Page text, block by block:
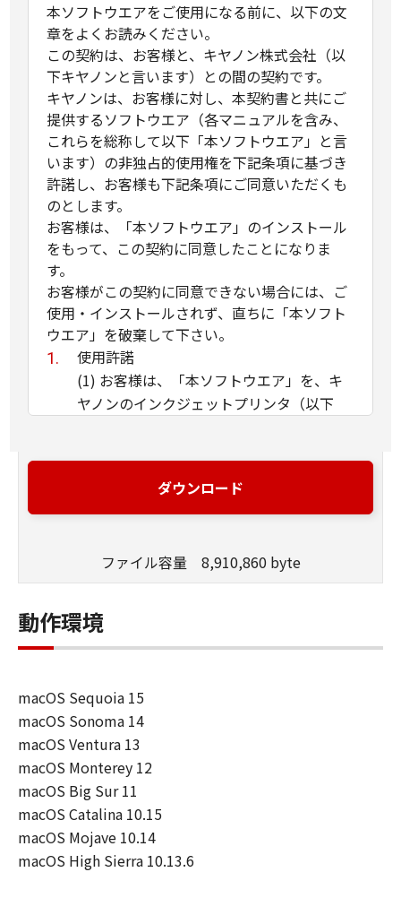
本ソフトウエアをご使用になる前に、以下の文
章をよくお読みください。
この契約は、お客様と、キヤノン株式会社（以
下キヤノンと言います）との間の契約です。
キヤノンは、お客様に対し、本契約書と共にご
提供するソフトウエア（各マニュアルを含み、
これらを総称して以下「本ソフトウエア」と言
います）の非独占的使用権を下記条項に基づき
許諾し、お客様も下記条項にご同意いただくも
のとします。
お客様は、「本ソフトウエア」のインストール
をもって、この契約に同意したことになりま
す。
お客様がこの契約に同意できない場合には、ご
使用・インストールされず、直ちに「本ソフト
ウエア」を破棄して下さい。
使用許諾
(1) お客様は、「本ソフトウエア」を、キ
ヤノンのインクジェットプリンタ（以下
とは、「許諾ソフトウエア」をコンピュー
タの記憶媒体上にインストールすること、
と、アクセスすること、読み出すこと、も
しくは実行することのいずれも含むものと
します）することができます。お客様はま
た、お客様が「プリンタ」を使用すること
に、本契約の条件の下で、「許諾ソフトウ
エア」を使用させることができます。その
場合、お客様には、かかる「指定ユーザ」
を本契約の条件に従わせることにつき、す
べての責任を負っていただくものとしま
す。 (2) お客様は、再使用許諾、譲渡、頒
布、貸与その他の方法により、第三者に
「本ソフトウエア」を使用もしくは利用さ
ダウンロード
ファイル容量 8,910,860 byte
動作環境
macOS Sequoia 15
macOS Sonoma 14
macOS Ventura 13
macOS Monterey 12
macOS Big Sur 11
macOS Catalina 10.15
macOS Mojave 10.14
macOS High Sierra 10.13.6